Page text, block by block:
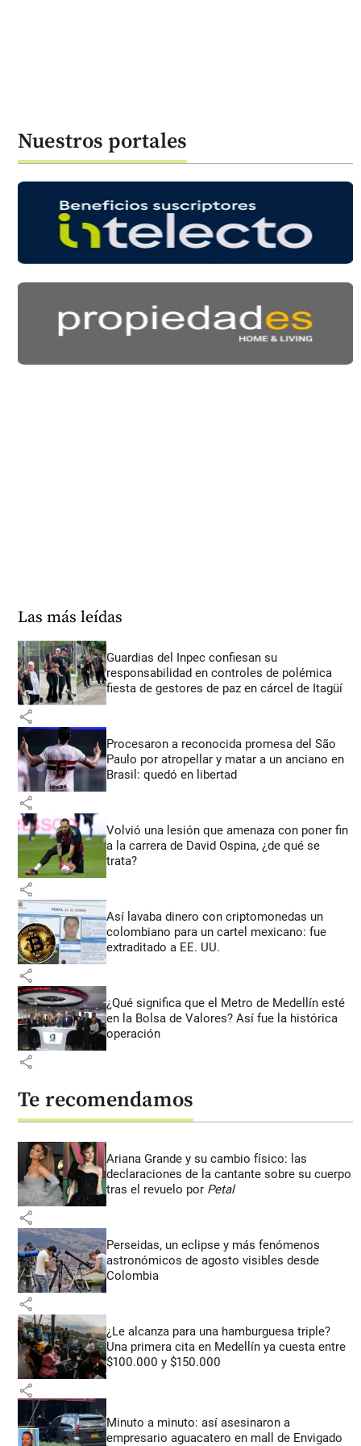
Nuestros portales
Las más leídas
Guardias del Inpec confiesan su
responsabilidad en controles de polémica
fiesta de gestores de paz en cárcel de Itagüí
share
Procesaron a reconocida promesa del São
Paulo por atropellar y matar a un anciano en
Brasil: quedó en libertad
share
Volvió una lesión que amenaza con poner fin
a la carrera de David Ospina, ¿de qué se
trata?
share
Así lavaba dinero con criptomonedas un
colombiano para un cartel mexicano: fue
extraditado a EE. UU.
share
¿Qué significa que el Metro de Medellín esté
en la Bolsa de Valores? Así fue la histórica
operación
share
Te recomendamos
Ariana Grande y su cambio físico: las
declaraciones de la cantante sobre su cuerpo
tras el revuelo por Petal
share
Perseidas, un eclipse y más fenómenos
astronómicos de agosto visibles desde
Colombia
share
¿Le alcanza para una hamburguesa triple?
Una primera cita en Medellín ya cuesta entre
$100.000 y $150.000
share
Minuto a minuto: así asesinaron a
empresario aguacatero en mall de Envigado